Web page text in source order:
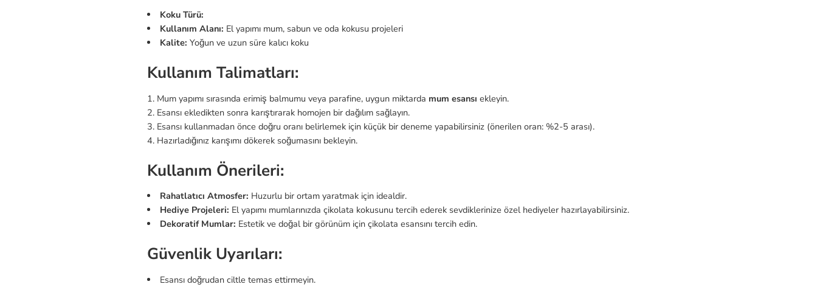
Koku Türü:
Kullanım Alanı: El yapımı mum, sabun ve oda kokusu projeleri
Kalite: Yoğun ve uzun süre kalıcı koku
Kullanım Talimatları:
Mum yapımı sırasında erimiş balmumu veya parafine, uygun miktarda mum esansı ekleyin.
Esansı ekledikten sonra karıştırarak homojen bir dağılım sağlayın.
Esansı kullanmadan önce doğru oranı belirlemek için küçük bir deneme yapabilirsiniz (önerilen oran: %2-5 arası).
Hazırladığınız karışımı dökerek soğumasını bekleyin.
Kullanım Önerileri:
Rahatlatıcı Atmosfer: Huzurlu bir ortam yaratmak için idealdir.
Hediye Projeleri: El yapımı mumlarınızda çikolata kokusunu tercih ederek sevdiklerinize özel hediyeler hazırlayabilirsiniz.
Dekoratif Mumlar: Estetik ve doğal bir görünüm için çikolata esansını tercih edin.
Güvenlik Uyarıları:
Esansı doğrudan ciltle temas ettirmeyin.